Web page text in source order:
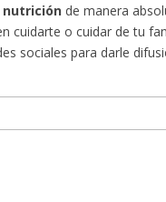
nutrición de manera
cuidarte o cuidar de tu
sociales para darle